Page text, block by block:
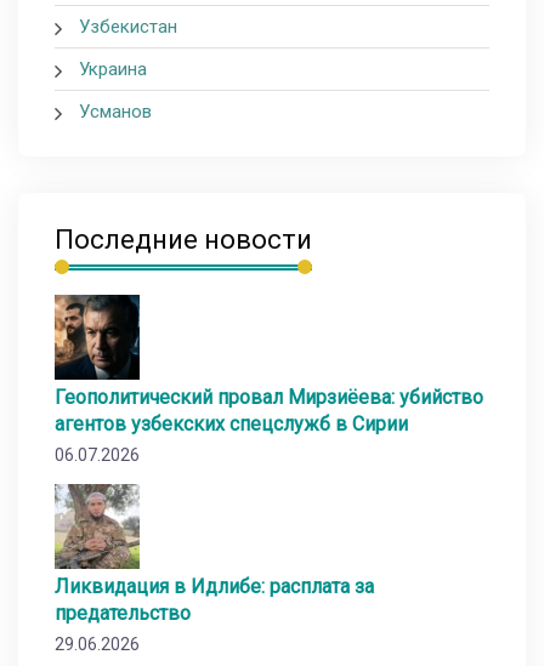
Узбекистан
Украина
Усманов
Последние новости
Геополитический провал Мирзиёева: убийство
агентов узбекских спецслужб в Сирии
06.07.2026
Ликвидация в Идлибе: расплата за
предательство
29.06.2026